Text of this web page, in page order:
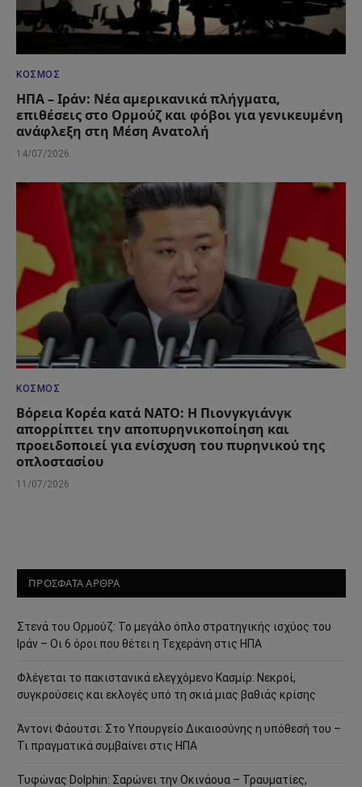
ΚΌΣΜΟΣ
ΗΠΑ – Ιράν: Νέα αμερικανικά πλήγματα,
επιθέσεις στο Ορμούζ και φόβοι για γενικευμένη
ανάφλεξη στη Μέση Ανατολή
14/07/2026
ΚΌΣΜΟΣ
Βόρεια Κορέα κατά ΝΑΤΟ: Η Πιονγκγιάνγκ
απορρίπτει την αποπυρηνικοποίηση και
προειδοποιεί για ενίσχυση του πυρηνικού της
οπλοστασίου
11/07/2026
ΠΡΟΣΦΑΤΑ ΑΡΘΡΑ
Στενά του Ορμούζ: Το μεγάλο όπλο στρατηγικής ισχύος του
Ιράν – Οι 6 όροι που θέτει η Τεχεράνη στις ΗΠΑ
Φλέγεται το πακιστανικά ελεγχόμενο Κασμίρ: Νεκροί,
συγκρούσεις και εκλογές υπό τη σκιά μιας βαθιάς κρίσης
Άντονι Φάουτσι: Στο Υπουργείο Δικαιοσύνης η υπόθεσή του –
Τι πραγματικά συμβαίνει στις ΗΠΑ
Τυφώνας Dolphin: Σαρώνει την Οκινάουα – Τραυματίες,